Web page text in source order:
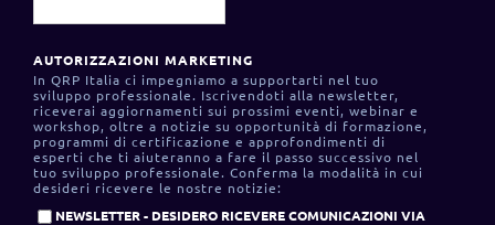
AUTORIZZAZIONI MARKETING
In QRP Italia ci impegniamo a supportarti nel tuo
sviluppo professionale. Iscrivendoti alla newsletter,
riceverai aggiornamenti sui prossimi eventi, webinar e
workshop, oltre a notizie su opportunità di formazione,
programmi di certificazione e approfondimenti di
esperti che ti aiuteranno a fare il passo successivo nel
tuo sviluppo professionale. Conferma la modalità in cui
desideri ricevere le nostre notizie:
NEWSLETTER - DESIDERO RICEVERE COMUNICAZIONI VIA